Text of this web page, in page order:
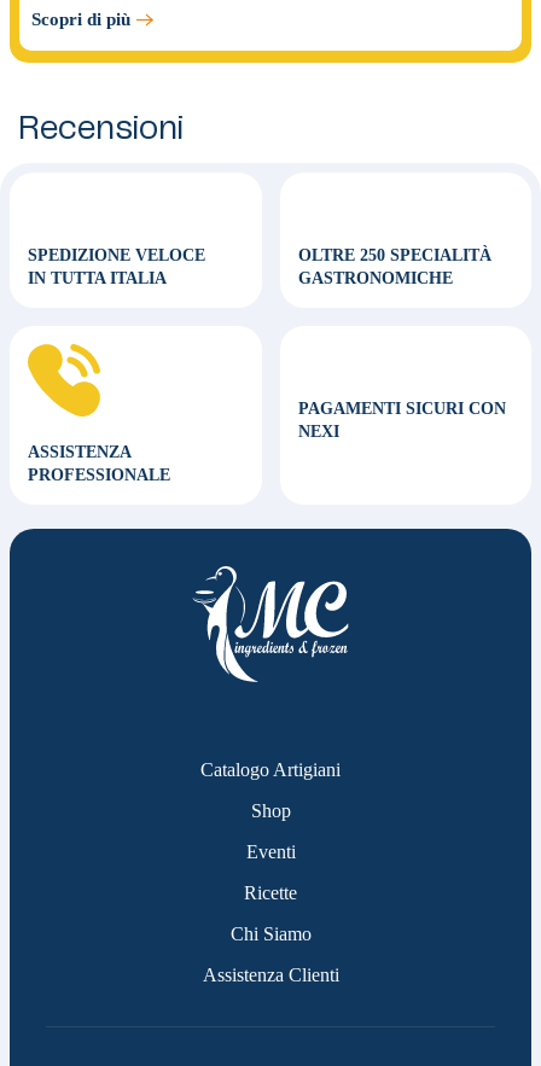
Scopri di più
Recensioni
SPEDIZIONE VELOCE
IN TUTTA ITALIA
OLTRE 250 SPECIALITÀ
GASTRONOMICHE
ASSISTENZA
PROFESSIONALE
PAGAMENTI SICURI CON
NEXI
Catalogo Artigiani
Shop
Eventi
Ricette
Chi Siamo
Assistenza Clienti